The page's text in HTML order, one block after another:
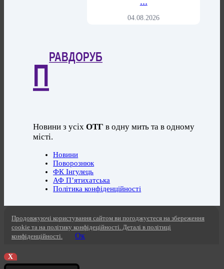
…
04.08.2026
П
РАВДОРУБ
Новини з усіхОТГ в одну мить та в одному
місті.
Новини
Поворознюк
ФК Інгулець
АФ П’ятихатська
Політика конфіденційності
Продовжуючі користування сайтом ви погоджуєтеся на збереження
cookie та на політику конфідеційності. Деталі в політиці
конфіденційності.
Ок
X